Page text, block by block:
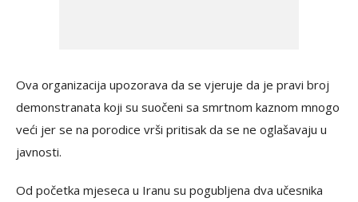
Ova organizacija upozorava da se vjeruje da je pravi broj
demonstranata koji su suočeni sa smrtnom kaznom mnogo
veći jer se na porodice vrši pritisak da se ne oglašavaju u
javnosti.
Od početka mjeseca u Iranu su pogubljena dva učesnika